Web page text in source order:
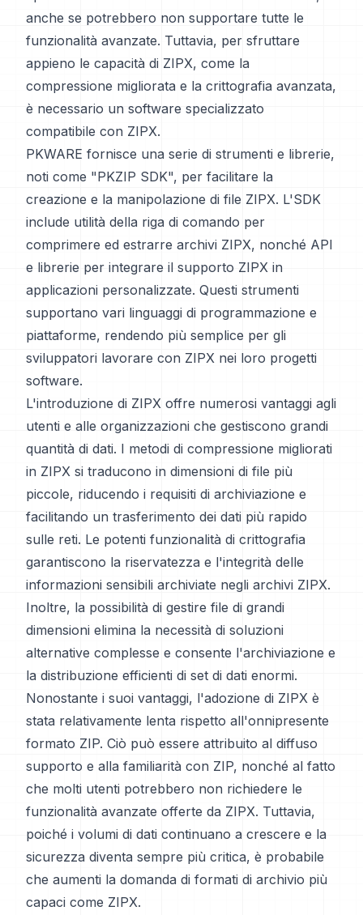
anche se potrebbero non supportare tutte le
funzionalità avanzate. Tuttavia, per sfruttare
appieno le capacità di ZIPX, come la
compressione migliorata e la crittografia avanzata,
è necessario un software specializzato
compatibile con ZIPX.
PKWARE fornisce una serie di strumenti e librerie,
noti come "PKZIP SDK", per facilitare la
creazione e la manipolazione di file ZIPX. L'SDK
include utilità della riga di comando per
comprimere ed estrarre archivi ZIPX, nonché API
e librerie per integrare il supporto ZIPX in
applicazioni personalizzate. Questi strumenti
supportano vari linguaggi di programmazione e
piattaforme, rendendo più semplice per gli
sviluppatori lavorare con ZIPX nei loro progetti
software.
L'introduzione di ZIPX offre numerosi vantaggi agli
utenti e alle organizzazioni che gestiscono grandi
quantità di dati. I metodi di compressione migliorati
in ZIPX si traducono in dimensioni di file più
piccole, riducendo i requisiti di archiviazione e
facilitando un trasferimento dei dati più rapido
sulle reti. Le potenti funzionalità di crittografia
garantiscono la riservatezza e l'integrità delle
informazioni sensibili archiviate negli archivi ZIPX.
Inoltre, la possibilità di gestire file di grandi
dimensioni elimina la necessità di soluzioni
alternative complesse e consente l'archiviazione e
la distribuzione efficienti di set di dati enormi.
Nonostante i suoi vantaggi, l'adozione di ZIPX è
stata relativamente lenta rispetto all'onnipresente
formato ZIP. Ciò può essere attribuito al diffuso
supporto e alla familiarità con ZIP, nonché al fatto
che molti utenti potrebbero non richiedere le
funzionalità avanzate offerte da ZIPX. Tuttavia,
poiché i volumi di dati continuano a crescere e la
sicurezza diventa sempre più critica, è probabile
che aumenti la domanda di formati di archivio più
capaci come ZIPX.